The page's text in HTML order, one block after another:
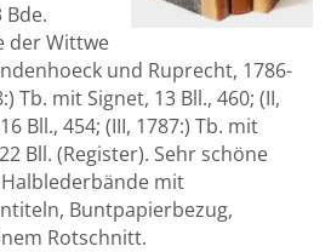
Bde.
der Wittwe
und Ruprecht, 1786-
Tb. mit Signet, 13 Bll., 460; (II,
Bll., 454; (III, 1787:) Tb. mit
Bll. (Register). Sehr schöne
mit
Buntpapierbezug,
Rotschnitt.